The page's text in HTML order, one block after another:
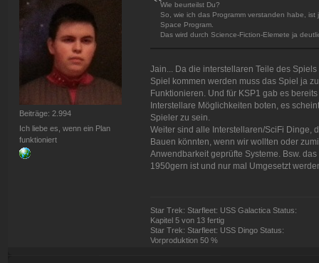
Beiträge: 2.994
Ich liebe es, wenn ein Plan
funktioniert
Wie beurteilst Du?
So, wie ich das Programm verstanden habe,
Space Program.
Das wird durch Science-Fiction-Elemete ja
Jain... Da die interstellaren Teile des
Spiel kommen werden muss das Spiel ja
Funktionieren. Und für KSP1 gab es
Interstellare Möglichkeiten boten, es
Spieler zu sein.
Weiter sind alle Interstellaren/SciFi Dinge,
Bauen könnten, wenn wir wollten oder
Anwendbarkeit geprüfte Systeme. Bsw.
1950gern ist und nur mal Umgesetzt
Star Trek: Starfleet: USS Galactica Status:
Kapitel 5 von 13 fertig
Star Trek: Starfleet: USS Dingo Status:
Vorproduktion 50 %